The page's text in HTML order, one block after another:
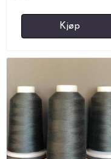
Kjøp